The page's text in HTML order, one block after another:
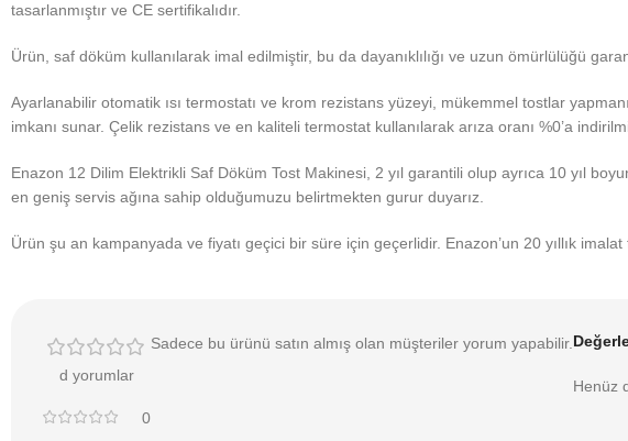
tasarlanmıştır ve CE sertifikalıdır.
Ürün, saf döküm kullanılarak imal edilmiştir, bu da dayanıklılığı ve uzun ömürlülüğü
Ayarlanabilir otomatik ısı termostatı ve krom rezistans yüzeyi, mükemmel tostlar
imkanı sunar. Çelik rezistans ve en kaliteli termostat kullanılarak arıza oranı %0’a
Enazon 12 Dilim Elektrikli Saf Döküm Tost Makinesi, 2 yıl garantili olup ayrıca 10 yıl
en geniş servis ağına sahip olduğumuzu belirtmekten gurur duyarız.
Ürün şu an kampanyada ve fiyatı geçici bir süre için geçerlidir. Enazon’un 20 yıllık
d yorumlar
0
Henüz
Sadece bu ürünü satın almış olan müşteriler yorum yapabilir.